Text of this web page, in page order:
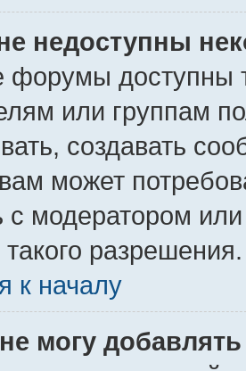
недоступны
форумы доступны
или группам
создавать
может
с модератором
разрешения.
к началу
могу